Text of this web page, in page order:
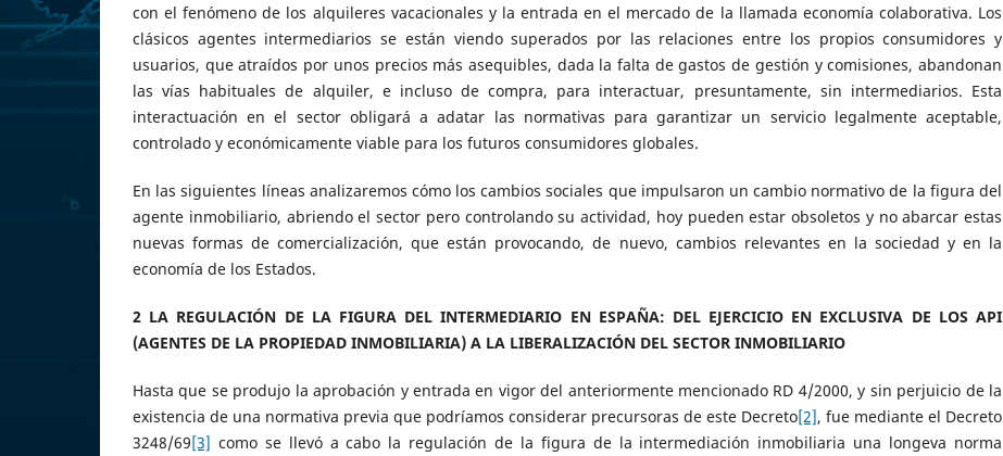
con el fenómeno de los alquileres vacacionales y la entrada en el mercado de la llamada economía colaborativa. Los
clásicos agentes intermediarios se están viendo superados por las relaciones entre los propios consumidores y
usuarios, que atraídos por unos precios más asequibles, dada la falta de gastos de gestión y comisiones, abandonan
las vías habituales de alquiler, e incluso de compra, para interactuar, presuntamente, sin intermediarios. Esta
interactuación en el sector obligará a adatar las normativas para garantizar un servicio legalmente aceptable,
controlado y económicamente viable para los futuros consumidores globales.
En las siguientes líneas analizaremos cómo los cambios sociales que impulsaron un cambio normativo de la figura del
agente inmobiliario, abriendo el sector pero controlando su actividad, hoy pueden estar obsoletos y no abarcar estas
nuevas formas de comercialización, que están provocando, de nuevo, cambios relevantes en la sociedad y en la
economía de los Estados.
2 LA REGULACIÓN DE LA FIGURA DEL INTERMEDIARIO EN ESPAÑA: DEL EJERCICIO EN EXCLUSIVA DE LOS API
(AGENTES DE LA PROPIEDAD INMOBILIARIA) A LA LIBERALIZACIÓN DEL SECTOR INMOBILIARIO
Hasta que se produjo la aprobación y entrada en vigor del anteriormente mencionado RD 4/2000, y sin perjuicio de la
existencia de una normativa previa que podríamos considerar precursoras de este Decreto[2], fue mediante el Decreto
3248/69[3] como se llevó a cabo la regulación de la figura de la intermediación inmobiliaria una longeva norma